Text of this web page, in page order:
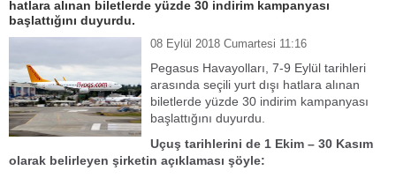
hatlara alınan biletlerde yüzde 30 indirim kampanyası
başlattığını duyurdu.
08 Eylül 2018 Cumartesi 11:16
Pegasus Havayolları, 7-9 Eylül tarihleri
arasında seçili yurt dışı hatlara alınan
biletlerde yüzde 30 indirim kampanyası
başlattığını duyurdu.
Uçuş tarihlerini de 1 Ekim – 30 Kasım
olarak belirleyen şirketin açıklaması şöyle: